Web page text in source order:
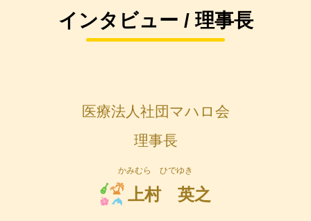
インタビュー / 理事長
医療法人社団マハロ会
理事長
かみむら ひでゆき
上村 英之